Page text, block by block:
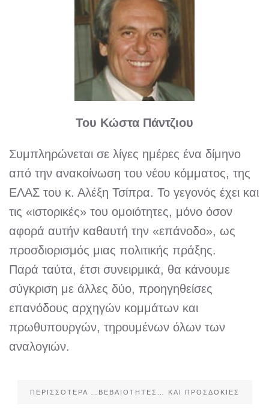
Του Κώστα Πάντζιου
Συμπληρώνεται σε λίγες ημέρες ένα δίμηνο
από την ανακοίνωση του νέου κόμματος, της
ΕΛΑΣ του κ. Αλέξη Τσίπρα. Το γεγονός έχει και
τις «ιστορικές» του ομοιότητες, μόνο όσον
αφορά αυτήν καθαυτή την «επάνοδο», ως
προσδιορισμός μιας πολιτικής πράξης.
Παρά ταύτα, έτσι συνειρμικά, θα κάνουμε
σύγκριση με άλλες δύο, προηγηθείσες
επανόδους αρχηγών κομμάτων και
πρωθυπουργών, τηρουμένων όλων των
αναλογιών.
ΠΕΡΙΣΣΌΤΕΡΑ …ΒΕΒΑΙΌΤΗΤΕΣ… ΚΑΙ ΠΡΟΣΔΟΚΊΕΣ